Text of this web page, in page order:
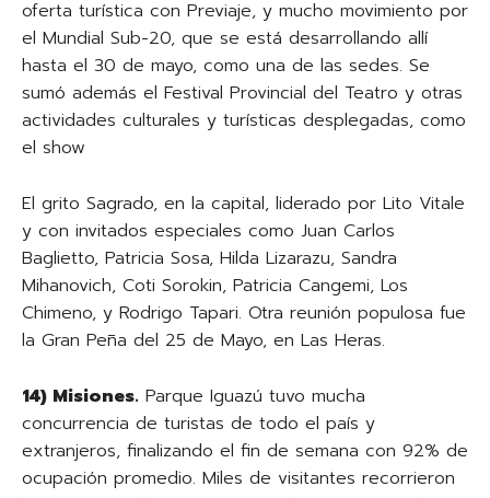
oferta turística con Previaje, y mucho movimiento por
el Mundial Sub-20, que se está desarrollando allí
hasta el 30 de mayo, como una de las sedes. Se
sumó además el Festival Provincial del Teatro y otras
actividades culturales y turísticas desplegadas, como
el show
El grito Sagrado, en la capital, liderado por Lito Vitale
y con invitados especiales como Juan Carlos
Baglietto, Patricia Sosa, Hilda Lizarazu, Sandra
Mihanovich, Coti Sorokin, Patricia Cangemi, Los
Chimeno, y Rodrigo Tapari. Otra reunión populosa fue
la Gran Peña del 25 de Mayo, en Las Heras.
14) Misiones. Parque Iguazú tuvo mucha
concurrencia de turistas de todo el país y
extranjeros, finalizando el fin de semana con 92% de
ocupación promedio. Miles de visitantes recorrieron